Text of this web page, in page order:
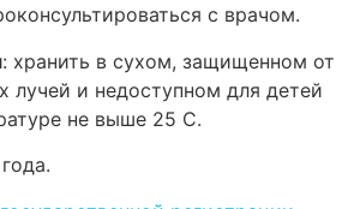
с врачом.
: хранить в сухом, защищенном от
лучей и недоступном для детей
не выше 25 С.